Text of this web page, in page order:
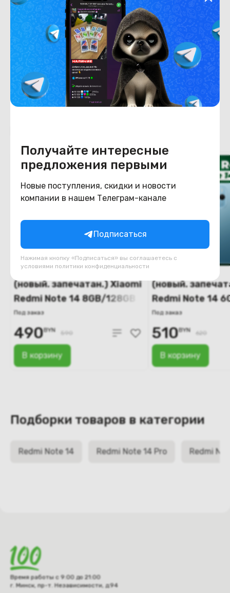
Получайте интересные
предложения первыми
Новые поступления, скидки и новости
компании в нашем Телеграм-канале
Подписаться
Нажимая кнопку «Подписаться» вы соглашаетесь с
условиями политики конфиденциальности
Емкость накопителя 128
Конструкция
Цвет голубой
(новый. запечатан.) Xiaomi
Redmi Note 14 8GB/128GB
(голубой)
Под заказ
В корзину
490BYN 590
(новый.
Redmi Note 14
(зелёный)
Под заказ
В корзину
510BYN 620
Подборки товаров в категории
Redmi Note 14 Redmi Note 14 Pro Redmi
Время работы с 9:00 до 21:00
г. Минск, пр-т. Независимости, д.94